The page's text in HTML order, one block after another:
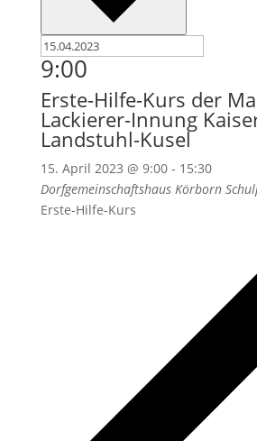
9:00
Erste-Hilfe-Kurs der
Lackierer-Innung
Landstuhl-Kusel
15. April 2023 @ 9:00- 15:30
Dorfgemeinschaftshaus Körborn
Erste-Hilfe-Kurs